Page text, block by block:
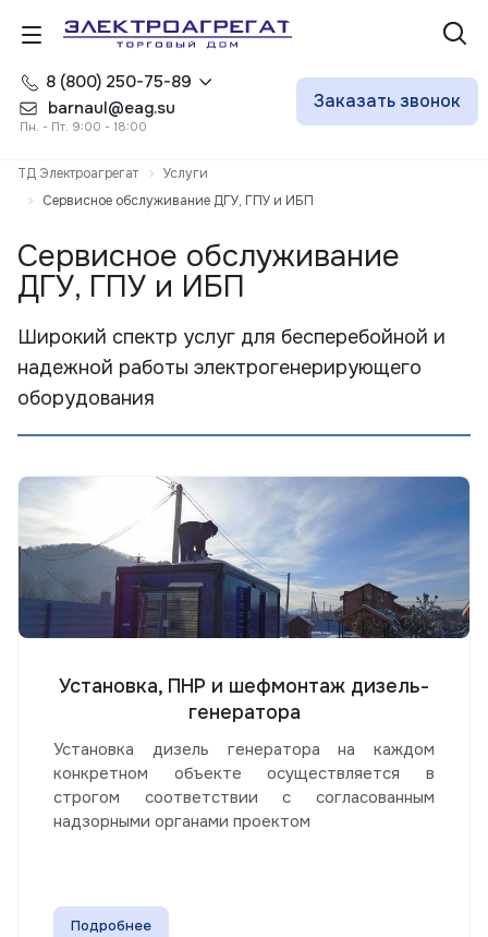
8 (800) 250-75-89
barnaul@eag.su
Пн. - Пт. 9:00 - 18:00
Заказать звонок
ТД Электроагрегат
Услуги
Сервисное обслуживание ДГУ, ГПУ и ИБП
Сервисное обслуживание
ДГУ, ГПУ и ИБП
Широкий спектр услуг для бесперебойной и
надежной работы электрогенерирующего
оборудования
Установка, ПНР и шефмонтаж дизель-
генератора
Установка дизель генератора на каждом
конкретном объекте осуществляется в
строгом соответствии с согласованным
надзорными органами проектом
Подробнее